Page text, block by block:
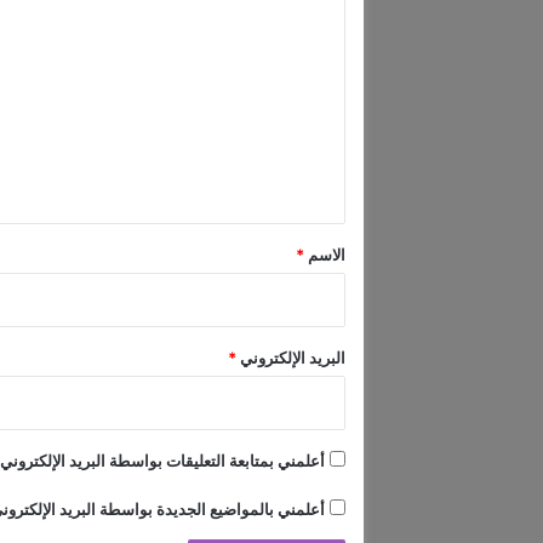
ي
ل
ع
ل
*
الاسم *
البريد الإلكتروني*
أعلمني بمتابعة التعليقات بواسطة البريد
أعلمني بالمواضيع الجديدة بواسطة البريد